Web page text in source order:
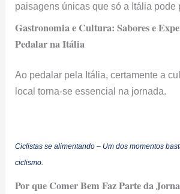
paisagens únicas que só a Itália pode
Gastronomia e Cultura: Sabores e
Pedalar na Itália
Ao pedalar pela Itália, certamente a
local torna-se essencial na jornada.
Ciclistas se alimentando – Um dos momentos
ciclismo.
Por que Comer Bem Faz Parte da